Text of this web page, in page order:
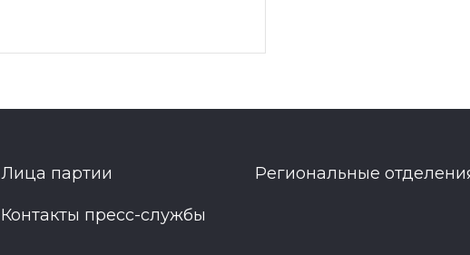
Лица партии Региональные
Контакты пресс-службы